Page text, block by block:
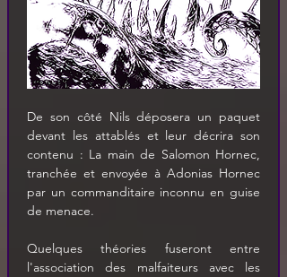
De son côté Nils déposera un paquet
devant les attablés et leur décrira son
contenu : La main de Salomon Hornec,
tranchée et envoyée à Adonias Hornec
par un commanditaire inconnu en guise
de menace.
Quelques théories fuseront entre
l'association des malfaiteurs avec les